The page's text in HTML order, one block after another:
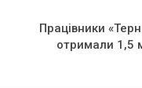
Працівники
отримали 1,5